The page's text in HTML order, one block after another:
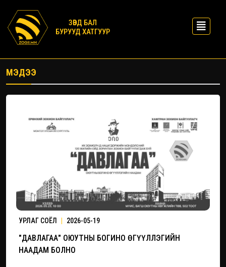
ЗӨВД БАЛ
БУРУУД ХАТГУУР
МЭДЭЭ
УРЛАГ СОЁЛ 2026-05-19
"ДАВЛАГАА" ОЮУТНЫ БОГИНО ӨГҮҮЛЛЭГИЙН
НААДАМ БОЛНО